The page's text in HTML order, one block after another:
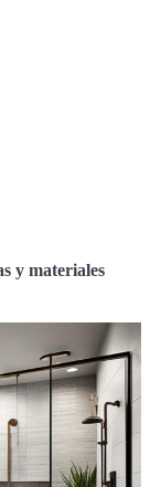
y materiales